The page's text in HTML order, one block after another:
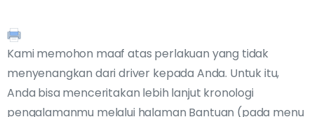
Kami memohon maaf atas perlakuan yang tidak
menyenangkan dari driver kepada Anda. Untuk itu,
Anda bisa menceritakan lebih lanjut kronologi
pengalamanmu melalui halaman Bantuan (pada menu